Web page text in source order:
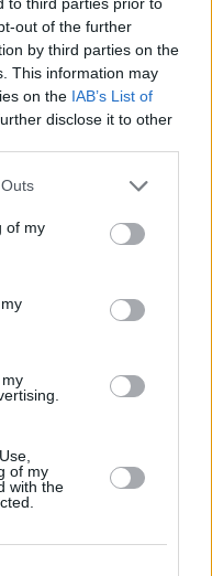
out of the further
by third parties on the
This information may
on the IAB’s List of
disclose it to other
of my
of my
with the